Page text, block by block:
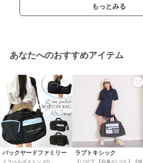
もっとみる
あなたへのおすすめアイテム
バックヤードファミリー
トラベルボストン 45L
ラブトキシック
【LTXC】【容量43-50L】【撥